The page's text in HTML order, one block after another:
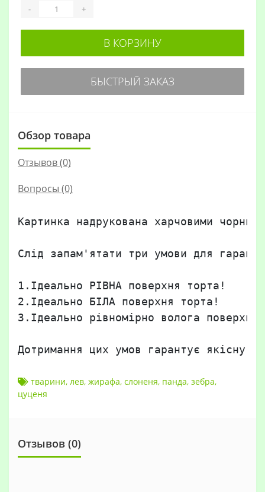
- +
В КОРЗИНУ
БЫСТРЫЙ ЗАКАЗ
Обзор товара
Отзывов (0)
Вопросы (0)
Картинка надрукована харчовими
Слід запам'ятати три умови для
1.Ідеально РІВНА поверхня торта!
2.Ідеально БІЛА поверхня торта!
3.Ідеально рівномірно волога
Дотримання цих умов гарантує якісну,
тварини, лев, жирафа, слоненя, панда, зебра,
цуценя
Отзывов (0)